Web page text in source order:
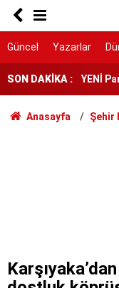
Güncel Yazarlar
SON DAKİKA :
7 gün
YENİ
Yeni
Anasayfa Şehir